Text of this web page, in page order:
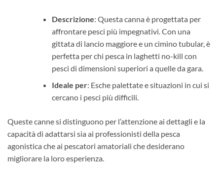
Descrizione: Questa canna è progettata per
affrontare pesci più impegnativi. Con una
gittata di lancio maggiore e un cimino tubular, è
perfetta per chi pesca in laghetti no-kill con
pesci di dimensioni superiori a quelle da gara.
Ideale per: Esche palettate e situazioni in cui si
cercano i pesci più difficili.
Queste canne si distinguono per l’attenzione ai dettagli e la
capacità di adattarsi sia ai professionisti della pesca
agonistica che ai pescatori amatoriali che desiderano
migliorare la loro esperienza.